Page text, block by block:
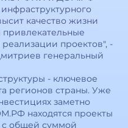
качество жизни
проектов", -
генеральный
- ключевое
регионов страны. Уже
заметно
находятся проекты
с общей суммой